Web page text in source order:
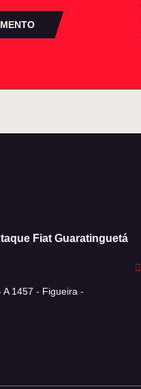
Fiat Guaratinguetá
1457 - Figueira -